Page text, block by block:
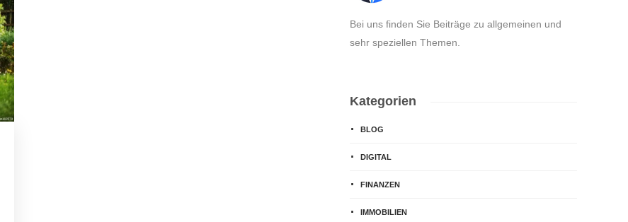
Bei uns finden Sie Beiträge zu allgemeinen und
sehr speziellen Themen.
Kategorien
BLOG
DIGITAL
FINANZEN
IMMOBILIEN